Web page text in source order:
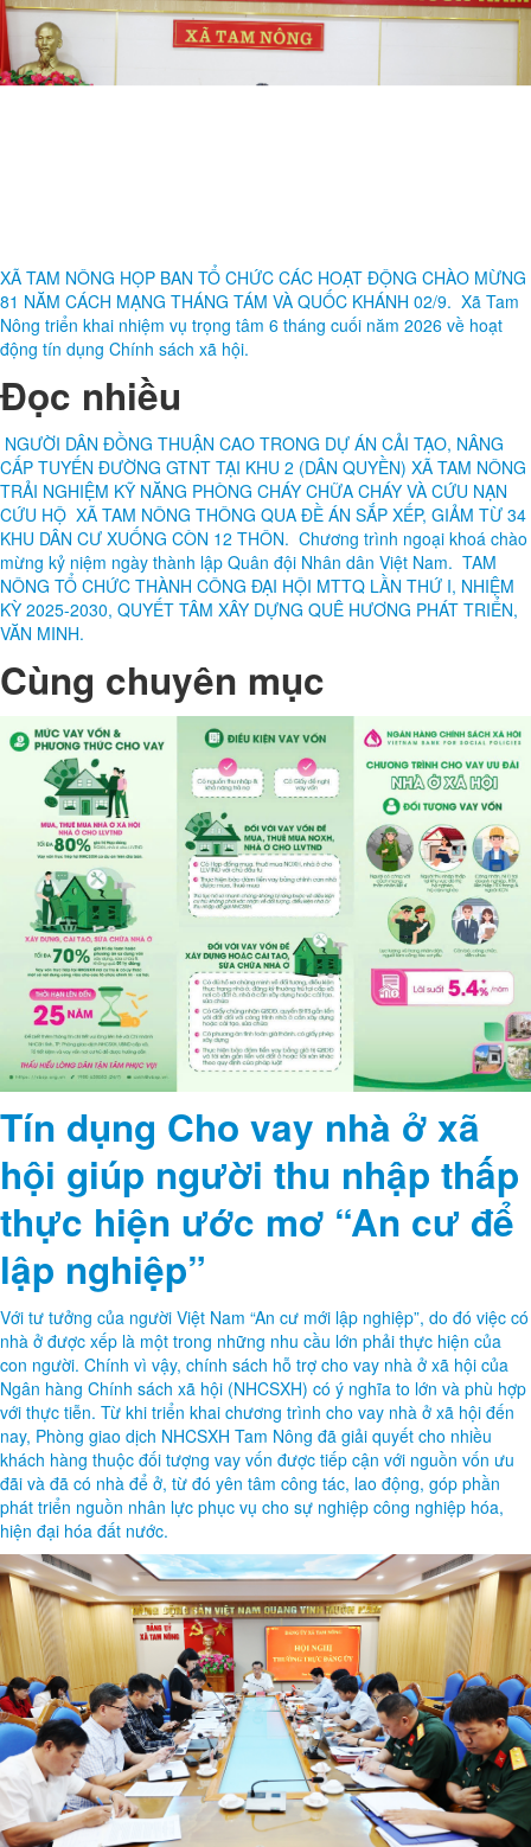
XÃ TAM NÔNG HỌP BAN TỔ CHỨC CÁC HOẠT ĐỘNG CHÀO MỪNG
81 NĂM CÁCH MẠNG THÁNG TÁM VÀ QUỐC KHÁNH 02/9. Xã Tam
Nông triển khai nhiệm vụ trọng tâm 6 tháng cuối năm 2026 về hoạt
động tín dụng Chính sách xã hội.
Đọc nhiều
NGƯỜI DÂN ĐỒNG THUẬN CAO TRONG DỰ ÁN CẢI TẠO, NÂNG
CẤP TUYẾN ĐƯỜNG GTNT TẠI KHU 2 (DÂN QUYỀN) XÃ TAM NÔNG
TRẢI NGHIỆM KỸ NĂNG PHÒNG CHÁY CHỮA CHÁY VÀ CỨU NẠN
CỨU HỘ XÃ TAM NÔNG THÔNG QUA ĐỀ ÁN SẮP XẾP, GIẢM TỪ 34
KHU DÂN CƯ XUỐNG CÒN 12 THÔN. Chương trình ngoại khoá chào
mừng kỷ niệm ngày thành lập Quân đội Nhân dân Việt Nam. TAM
NÔNG TỔ CHỨC THÀNH CÔNG ĐẠI HỘI MTTQ LẦN THỨ I, NHIỆM
KỲ 2025-2030, QUYẾT TÂM XÂY DỰNG QUÊ HƯƠNG PHÁT TRIỂN,
VĂN MINH.
Cùng chuyên mục
Tín dụng Cho vay nhà ở xã
hội giúp người thu nhập thấp
thực hiện ước mơ “An cư để
lập nghiệp”
Với tư tưởng của người Việt Nam “An cư mới lập nghiệp”, do đó việc có
nhà ở được xếp là một trong những nhu cầu lớn phải thực hiện của
con người. Chính vì vậy, chính sách hỗ trợ cho vay nhà ở xã hội của
Ngân hàng Chính sách xã hội (NHCSXH) có ý nghĩa to lớn và phù hợp
với thực tiễn. Từ khi triển khai chương trình cho vay nhà ở xã hội đến
nay, Phòng giao dịch NHCSXH Tam Nông đã giải quyết cho nhiều
khách hàng thuộc đối tượng vay vốn được tiếp cận với nguồn vốn ưu
đãi và đã có nhà để ở, từ đó yên tâm công tác, lao động, góp phần
phát triển nguồn nhân lực phục vụ cho sự nghiệp công nghiệp hóa,
hiện đại hóa đất nước.